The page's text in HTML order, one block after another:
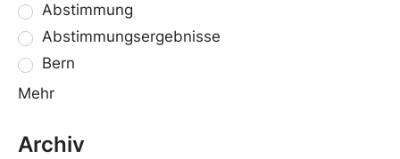
Abstimmung
Abstimmungsergebnisse
Bern
Mehr
Archiv